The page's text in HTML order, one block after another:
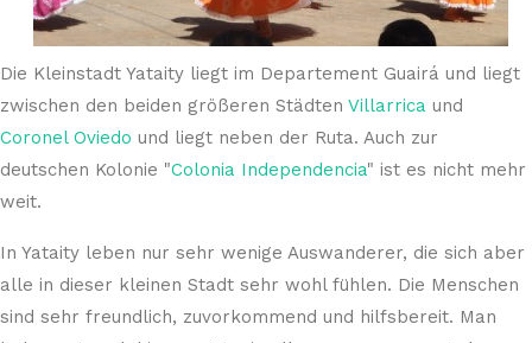
Die Kleinstadt Yataity liegt im Departement Guairá und liegt
zwischen den beiden größeren Städten Villarrica und
Coronel Oviedo und liegt neben der Ruta. Auch zur
deutschen Kolonie "Colonia Independencia" ist es nicht mehr
weit.
In Yataity leben nur sehr wenige Auswanderer, die sich aber
alle in dieser kleinen Stadt sehr wohl fühlen. Die Menschen
sind sehr freundlich, zuvorkommend und hilfsbereit. Man